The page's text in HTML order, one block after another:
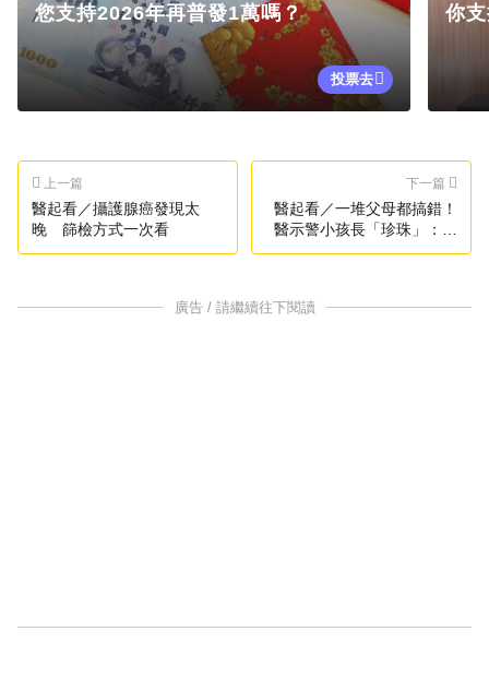
您支持2026年再普發1萬嗎？
投票去
你
上一篇
醫起看／攝護腺癌發現太
晚 篩檢方式一次看
下一篇
醫起看／一堆父母都搞錯！
醫示警小孩長「珍珠」：小
心蔓延
廣告 / 請繼續往下閱讀